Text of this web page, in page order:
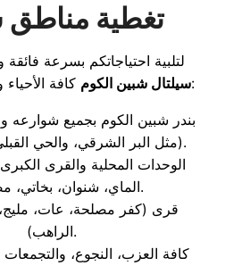
تغطية مناطق
لتلبية احتياجاتكم بسرعة
سيلتال شبين الكومكافة الأحياء والقرى التابعة للمركز، ومنها:
بندر شبين الكوم بجميع شوارعه
(مثل البر الشرقي، والحي القبلي، وحي غرب).
الوحدات المحلية والقرى
الماي، شنوان، بخاتي، مصيلحة).
قرى (كفر مصلحة، عات، مليج،
الراهب).
كافة العزب، النجوع، والتجمعات